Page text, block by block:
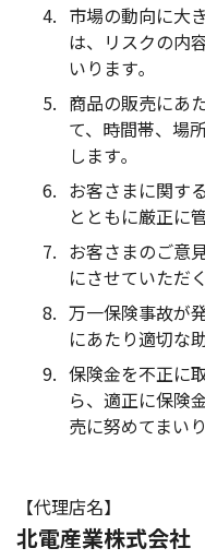
市場の動向に大
は、リスクの内
いります｡
商品の販売にあ
て、時間帯、場
します｡
お客さまに関す
とともに厳正に
お客さまのご意
にさせていただ
万一保険事故が
にあたり適切な
保険金を不正に
ら、適正に保険
売に努めてまいり
【代理店名】
北電産業株式会社